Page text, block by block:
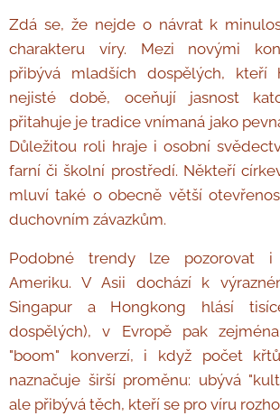
Zdá se, že nejde o návrat k
charakteru víry. Mezi novými
přibývá mladších dospělých, kteří
nejisté době, oceňují jasnost
přitahuje je tradice vnímaná jako
Důležitou roli hraje i osobní
farní či školní prostředí. Někteří
mluví také o obecně větší
duchovním závazkům.
Podobné trendy lze pozorovat i
Ameriku. V Asii dochází k
Singapur a Hongkong hlásí
dospělých), v Evropě pak
"boom" konverzí, i když počet
naznačuje širší proměnu: ubývá
ale přibývá těch, kteří se pro víru